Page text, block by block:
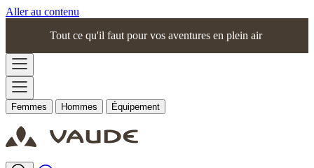
Aller au contenu
Tout ce qu'il faut pour vos aventures en plein air
Femmes Hommes Équipement